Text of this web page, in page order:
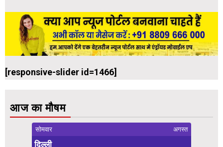
[responsive-slider id=1466]
आज का मौषम
सोमवार अगस्त
दिल्ली